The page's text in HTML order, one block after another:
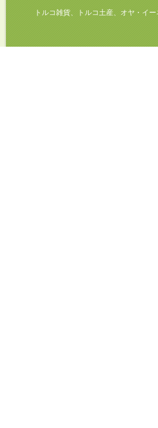
トルコ雑貨、トルコ土産、オヤ・イーネオ